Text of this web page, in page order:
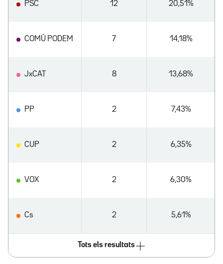
PSC 12 20,51%
COMÚ PODEM 7 14,18%
JxCAT 8 13,68%
PP 2 7,43%
CUP 2 6,35%
VOX 2 6,30%
Cs 2 5,61%
Tots els resultats